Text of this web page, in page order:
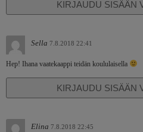
KIRJAUDU SISÄÄN
Sella 7.8.2018 22:41
Hep! Ihana vaatekaappi teidän koululaisella
KIRJAUDU SISÄÄN
Elina 7.8.2018 22:45